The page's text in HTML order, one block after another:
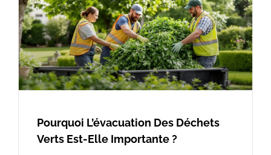
Pourquoi L’évacuation Des Déchets
Verts Est-Elle Importante ?